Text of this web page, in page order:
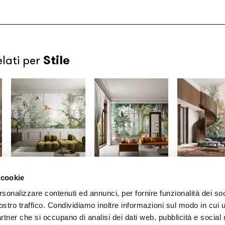
contenuti ed annunci, per fornire funzionalità dei
traffico. Condividiamo inoltre informazioni sul modo in cui
che si occupano di analisi dei dati web, pubblicità e social
per Stile
Gio Bressana x
Inkiostro Bianco
/INKITIO2201A
Inkiostro Bianco
Greenhouse
/INKENAE2601
Inkiostro
/INKEPUE2601